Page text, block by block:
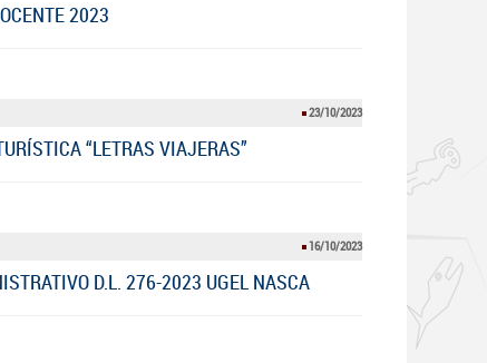
2023
23/10/2023
“LETRAS VIAJERAS”
16/10/2023
D.L. 276-2023 UGEL NASCA